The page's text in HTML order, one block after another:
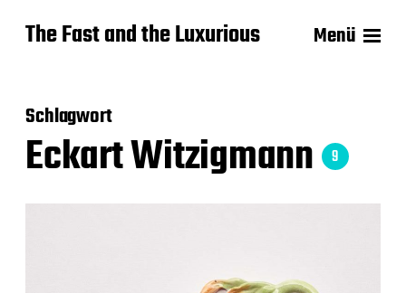
The Fast and the Luxurious Menü
Schlagwort
Eckart Witzigmann 9